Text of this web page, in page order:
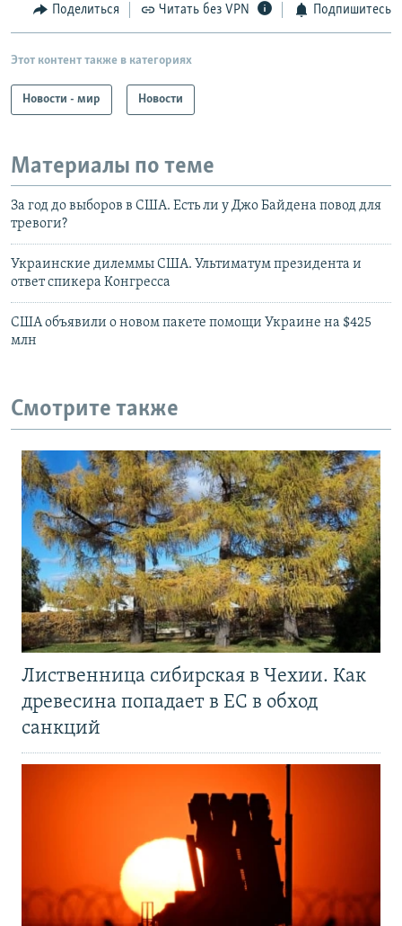
Поделиться Читать без VPN Подпишитесь
Этот контент также в категориях
Новости - мир Новости
Материалы по теме
За год до выборов в США. Есть ли у Джо Байдена повод для
тревоги?
Украинские дилеммы США. Ультиматум президента и
ответ спикера Конгресса
США объявили о новом пакете помощи Украине на $425
млн
Смотрите также
Лиственница сибирская в Чехии. Как
древесина попадает в ЕС в обход
санкций